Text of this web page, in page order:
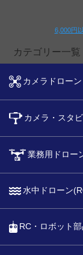
6,000円
カテゴリー一覧
カメラドロー
カメラ・スタ
業務用ドロー
水中ドローン
RC・ロボット部